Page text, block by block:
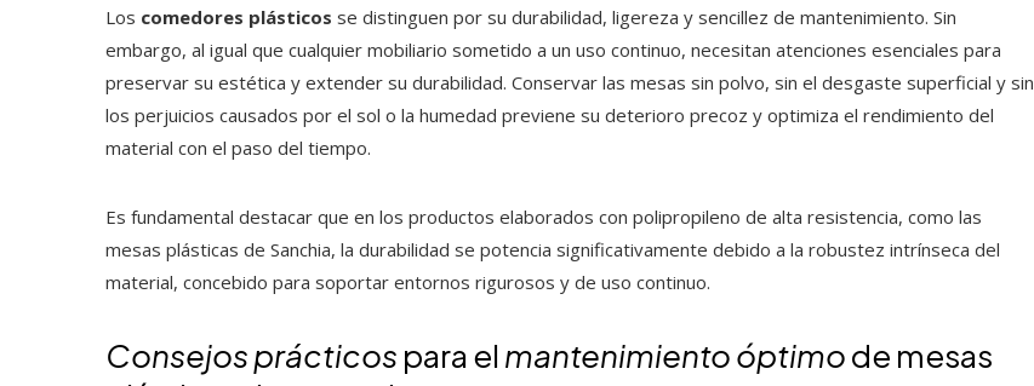
Los comedores plásticos se distinguen por su durabilidad, ligereza y sencillez de mantenimiento. Sin
embargo, al igual que cualquier mobiliario sometido a un uso continuo, necesitan atenciones esenciales para
preservar su estética y extender su durabilidad. Conservar las mesas sin polvo, sin el desgaste superficial y sin
los perjuicios causados por el sol o la humedad previene su deterioro precoz y optimiza el rendimiento del
material con el paso del tiempo.
Es fundamental destacar que en los productos elaborados con polipropileno de alta resistencia, como las
mesas plásticas de Sanchia, la durabilidad se potencia significativamente debido a la robustez intrínseca del
material, concebido para soportar entornos rigurosos y de uso continuo.
Consejos prácticos para el mantenimiento óptimode mesas